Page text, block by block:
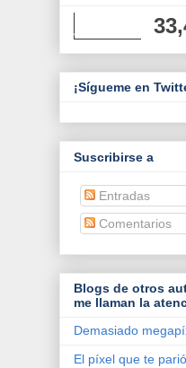
¡Sígueme en
Suscribirse a
Entradas
Comentarios
Blogs de otros
me llaman la
Demasiado
El píxel que te parió